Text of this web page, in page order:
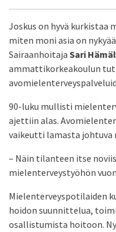
Joskus on hyvä kurkistaa
miten moni asia on
Sairaanhoitaja Sari
ammatti­korkeakoulun
90-luku mullisti
ajettiin alas.
vaikeutti lamasta johtuva
– Näin tilanteen itse
mielenterveystyöhön
Mielenterveyspotilaiden
hoidon suunnittelua,
osallistumista hoitoon.